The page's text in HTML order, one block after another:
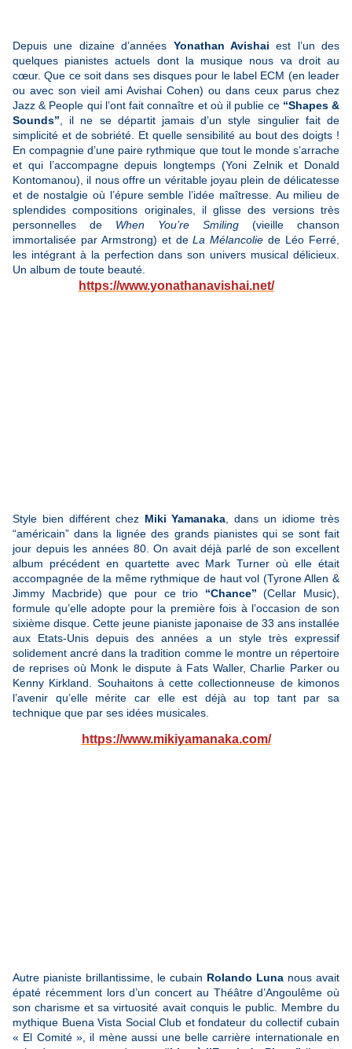
Depuis une dizaine d’années Yonathan Avishai est l’un des
quelques pianistes actuels dont la musique nous va droit au
cœur. Que ce soit dans ses disques pour le label ECM (en leader
ou avec son vieil ami Avishai Cohen) ou dans ceux parus chez
Jazz & People qui l’ont fait connaître et où il publie ce “Shapes &
Sounds” , il ne se départit jamais d’un style singulier fait de
simplicité et de sobriété. Et quelle sensibilité au bout des doigts !
En compagnie d’une paire rythmique que tout le monde s’arrache
et qui l’accompagne depuis longtemps (Yoni Zelnik et Donald
Kontomanou), il nous offre un véritable joyau plein de délicatesse
et de nostalgie où l’épure semble l’idée maîtresse. Au milieu de
splendides compositions originales, il glisse des versions très
personnelles de When You’re Smiling (vieille chanson
immortalisée par Armstrong) et deLa Mélancolie de Léo Ferré,
les intégrant à la perfection dans son univers musical délicieux.
Un album de toute beauté.
https://www.yonathanavishai.net/
Style bien différent chez Miki Yamanaka , dans un idiome très
“américain” dans la lignée des grands pianistes qui se sont fait
jour depuis les années 80. On avait déjà parlé de son excellent
album précédent en quartette avec Mark Turner où elle était
accompagnée de la même rythmique de haut vol (Tyrone Allen &
Jimmy Macbride) que pour ce trio “Chance” (Cellar Music),
formule qu’elle adopte pour la première fois à l’occasion de son
sixième disque. Cette jeune pianiste japonaise de 33 ans installée
aux Etats-Unis depuis des années a un style très expressif
solidement ancré dans la tradition comme le montre un répertoire
de reprises où Monk le dispute à Fats Waller, Charlie Parker ou
Kenny Kirkland. Souhaitons à cette collectionneuse de kimonos
l’avenir qu’elle mérite car elle est déjà au top tant par sa
technique que par ses idées musicales.
https://www.mikiyamanaka.com/
Autre pianiste brillantissime, le cubain Rolando Luna nous avait
épaté récemment lors d’un concert au Théâtre d’Angoulême où
son charisme et sa virtuosité avait conquis le public. Membre du
mythique Buena Vista Social Club et fondateur du collectif cubain
« El Comité », il mène aussi une belle carrière internationale en